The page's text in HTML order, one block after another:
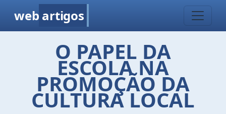
web artigos
O PAPEL DA
ESCOLA NA
PROMOÇÃO DA
CULTURA LOCAL